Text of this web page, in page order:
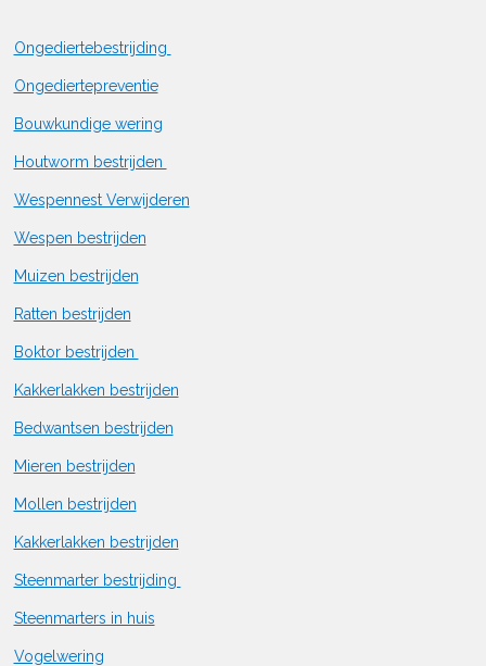
Ongediertebestrijding
Ongediertepreventie
Bouwkundige wering
Houtworm bestrijden
Wespennest Verwijderen
Wespen bestrijden
Muizen bestrijden
Ratten bestrijden
Boktor bestrijden
Kakkerlakken bestrijden
Bedwantsen bestrijden
Mieren bestrijden
Mollen bestrijden
Kakkerlakken bestrijden
Steenmarter bestrijding
Steenmarters in huis
Vogelwering